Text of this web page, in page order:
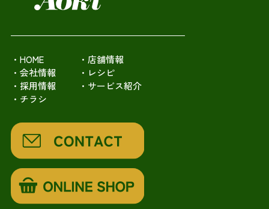
・HOME
・店舗情報
・会社情報
・レシピ
・採用情報
・サービス紹介
・チラシ